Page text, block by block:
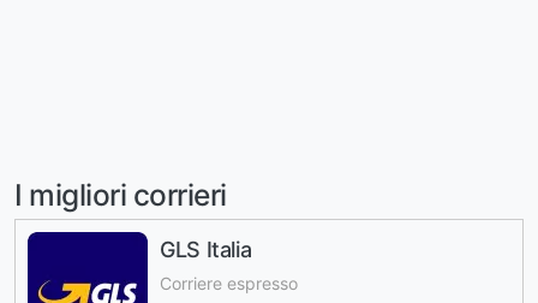
I migliori corrieri
GLS Italia
Corriere espresso